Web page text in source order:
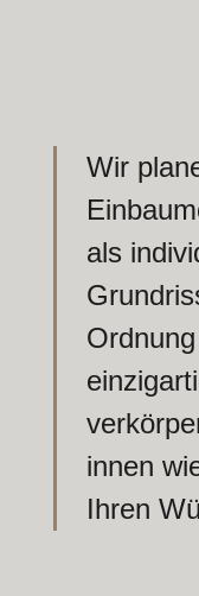
Wir
als
innen
Ihren